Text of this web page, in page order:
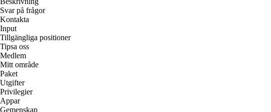
Svar på frågor
Kontakta
Input
Tillgängliga positioner
Tipsa oss
Medlem
Mitt område
Paket
Utgifter
Privilegier
Appar
Gemenskap